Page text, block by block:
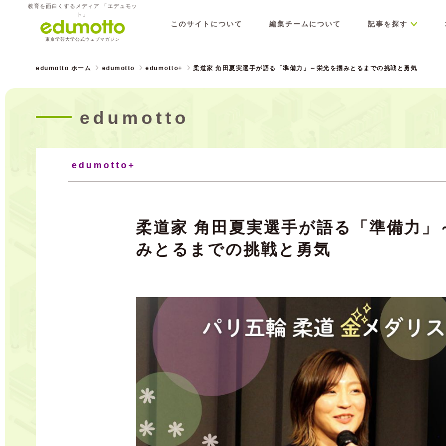
教育を面白くするメディア 「エデュモッ
ト」
東京学芸大学公式ウェブマガジン
このサイトについて 編集チームについて 記事を探す
edumotto ホーム edumotto edumotto+ 柔道家 角田夏実選手が語る「準備力」～栄光を掴みとるまでの挑戦と勇気
edumotto
edumotto+
柔道家 角田夏実選手が語る「準備力」
みとるまでの挑戦と勇気